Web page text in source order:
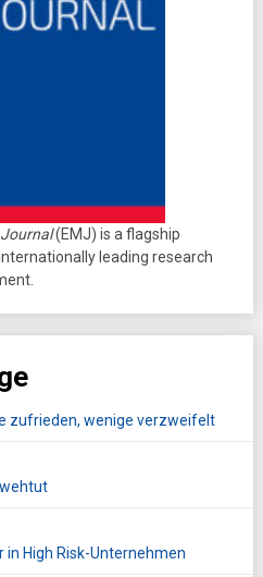
Journal(EMJ) is a flagship
leading research
zufrieden, wenige verzweifelt
in High Risk-Unternehmen